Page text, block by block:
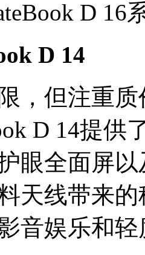
D 16
D 14
，但注重
D 14提供
眼全面屏
天线带来
音娱乐和